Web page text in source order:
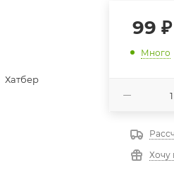
Хатбер
99 ₽
Много
Хочу